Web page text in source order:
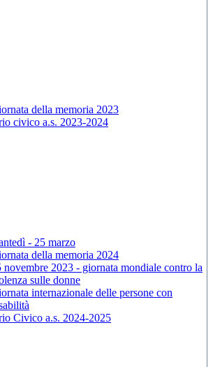
della memoria 2023
civico a.s. 2023-2024
- 25 marzo
della memoria 2024
novembre 2023 - giornata mondiale contro la
sulle donne
internazionale delle persone con
Civico a.s. 2024-2025